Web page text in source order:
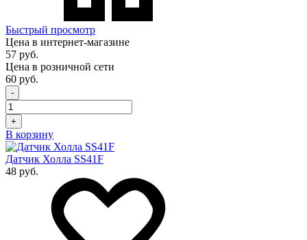
Быстрый просмотр
Цена в интернет-магазине
57 руб.
Цена в розничной сети
60 руб.
-
+
В корзину
Датчик Холла SS41F
48 руб.